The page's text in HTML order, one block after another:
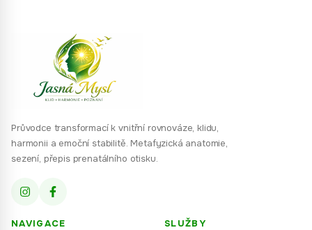
Průvodce transformací k vnitřní rovnováze, klidu,
harmonii a emoční stabilitě. Metafyzická anatomie,
sezení, přepis prenatálního otisku.
NAVIGACE SLUŽBY